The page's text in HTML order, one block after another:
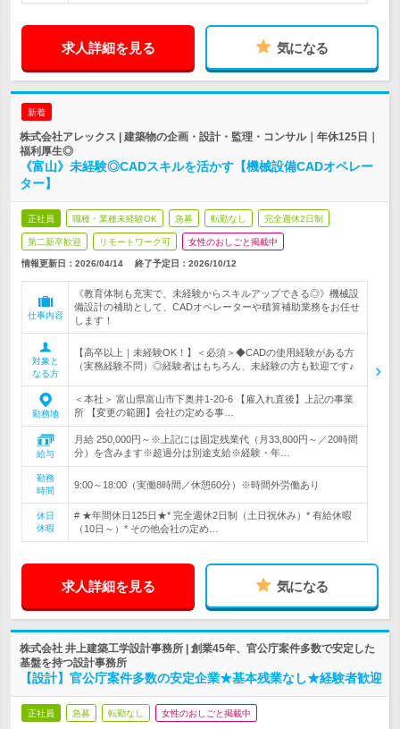
求人詳細を見る 気になる
新着
株式会社アレックス | 建築物の企画・設計・監理・コンサル｜年休125日｜
福利厚生◎
《富山》未経験◎CADスキルを活かす【機械設備CADオペレー
ター】
正社員 職種・業種未経験OK 急募 転勤なし 完全週休2日制
第二新卒歓迎 リモートワーク可 女性のおしごと掲載中
情報更新日：2026/04/14 終了予定日： 2026/10/12
仕事内容
《教育体制も充実で、未経験からスキルアップできる◎》機械設
備設計の補助として、CADオペレーターや積算補助業務をお任せ
します！
対象と
なる方
【高卒以上｜未経験OK！】＜必須＞◆CADの使用経験がある方
（実務経験不問）◎経験者はもちろん、未経験の方も歓迎です♪
勤務地
＜本社＞ 富山県富山市下奥井1-20-6 【雇入れ直後】上記の事業
所 【変更の範囲】会社の定める事…
給与
月給 250,000円～※上記には固定残業代（月33,800円～／20時間
分）を含みます※超過分は別途支給※経験・年…
勤務
時間
9:00～18:00（実働8時間／休憩60分）※時間外労働あり
休日
休暇
# ★年間休日125日★* 完全週休2日制（土日祝休み）* 有給休暇
（10日～）* その他会社の定め…
求人詳細を見る 気になる
株式会社 井上建築工学設計事務所 | 創業45年、官公庁案件多数で安定した
基盤を持つ設計事務所
【設計】官公庁案件多数の安定企業★基本残業なし★経験者歓迎
正社員 急募 転勤なし 女性のおしごと掲載中